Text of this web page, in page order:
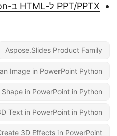
PPT/PPTX ל-HTML ב-Python
Aspose.Slides Product Family
Image in PowerPoint Python
in PowerPoint in Python
Text in PowerPoint in Python
3D Effects in PowerPoint